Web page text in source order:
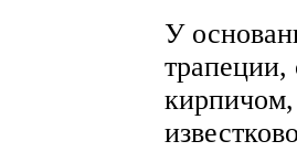
У
трапеции,